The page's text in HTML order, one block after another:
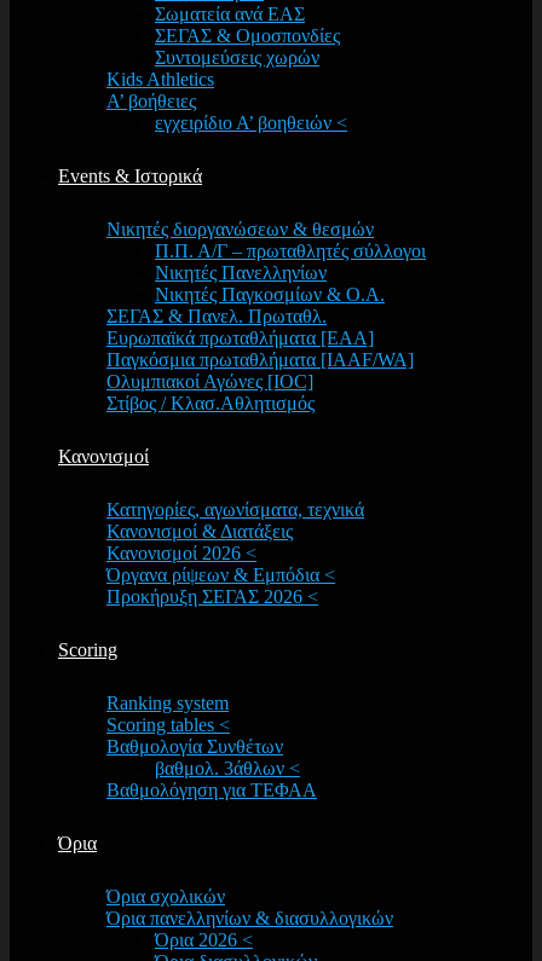
Σωματεία ανά ΕΑΣ
ΣΕΓΑΣ & Ομοσπονδίες
Συντομεύσεις χωρών
Kids Athletics
Α’ βοήθειες
εγχειρίδιο Α’ βοηθειών <
Events & Ιστορικά
Νικητές διοργανώσεων & θεσμών
Π.Π. Α/Γ – πρωταθλητές σύλλογοι
Νικητές Πανελληνίων
Νικητές Παγκοσμίων & Ο.Α.
ΣΕΓΑΣ & Πανελ. Πρωταθλ.
Ευρωπαϊκά πρωταθλήματα [EAA]
Παγκόσμια πρωταθλήματα [IAAF/WA]
Ολυμπιακοί Αγώνες [IOC]
Στίβος / Κλασ.Αθλητισμός
Κανονισμοί
Κατηγορίες, αγωνίσματα, τεχνικά
Κανονισμοί & Διατάξεις
Κανονισμοί 2026 <
Όργανα ρίψεων & Εμπόδια <
Προκήρυξη ΣΕΓΑΣ 2026 <
Scoring
Ranking system
Scoring tables <
Βαθμολογία Συνθέτων
βαθμολ. 3άθλων <
Βαθμολόγηση για ΤΕΦΑΑ
Όρια
Όρια σχολικών
Όρια πανελληνίων & διασυλλογικών
Όρια 2026 <